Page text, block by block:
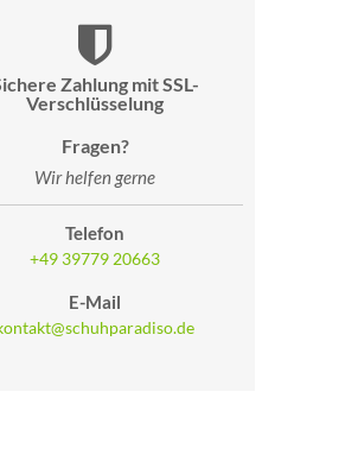
Zahlung mit SSL-
Verschlüsselung
Fragen?
Wir helfen gerne
Telefon
+49 39779 20663
E-Mail